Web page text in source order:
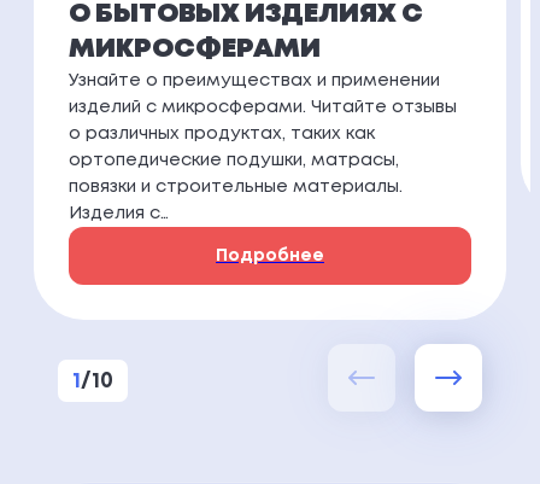
О БЫТОВЫХ ИЗДЕЛИЯХ С
МИКРОСФЕРАМИ
Узнайте о преимуществах и применении
изделий с микросферами. Читайте отзывы
о различных продуктах, таких как
ортопедические подушки, матрасы,
повязки и строительные материалы.
Изделия с…
Подробнее
1 / 10